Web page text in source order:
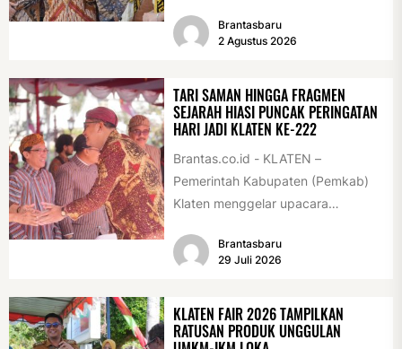
pelajar dan pemuda. Pengukuhan
tersebut digelar...
Brantasbaru
2 Agustus 2026
TARI SAMAN HINGGA FRAGMEN
SEJARAH HIASI PUNCAK PERINGATAN
HARI JADI KLATEN KE-222
Brantas.co.id - KLATEN –
Pemerintah Kabupaten (Pemkab)
Klaten menggelar upacara
di Alun-alun Klaten, Selasa
(28/7/2026)....
Brantasbaru
29 Juli 2026
KLATEN FAIR 2026 TAMPILKAN
RATUSAN PRODUK UNGGULAN